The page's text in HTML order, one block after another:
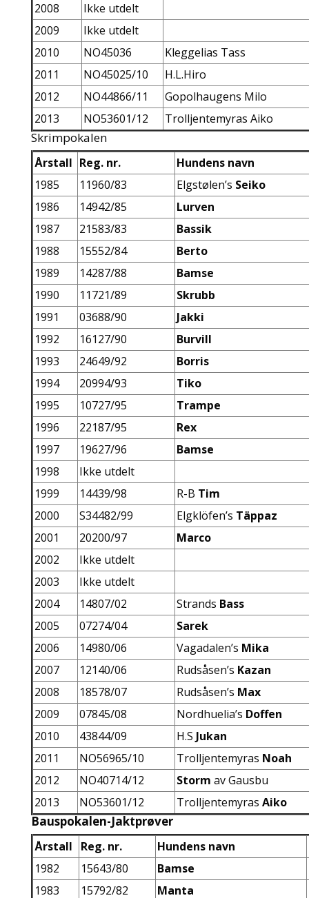
2008
Ikke utdelt
2009
Ikke utdelt
2010
NO45036
Kleggelias Tass
2011
NO45025/10
H.L.Hiro
2012
NO44866/11
Gopolhaugens Milo
2013
NO53601/12 Trolljentemyras Aiko
Skrimpokalen
Årstall Reg. nr.
Hundens navn
1985
11960/83 Elgstølen’s Seiko
1986
14942/85
Lurven
1987
21583/83
Bassik
1988
15552/84
Berto
1989
14287/88
Bamse
1990
11721/89
Skrubb
1991
03688/90
Jakki
1992
16127/90
Burvill
1993
24649/92
Borris
1994
20994/93
Tiko
1995
10727/95
Trampe
1996
22187/95
Rex
1997
19627/96
Bamse
1998
Ikke utdelt
1999
14439/98 R-B Tim
2000
S34482/99 Elgklöfen’s Täppaz
2001
20200/97
Marco
2002
Ikke utdelt
2003
Ikke utdelt
2004
14807/02 Strands Bass
2005
07274/04
Sarek
2006
14980/06 Vagadalen’s Mika
2007
12140/06 Rudsåsen’s Kazan
2008
18578/07 Rudsåsen’s Max
2009
07845/08 Nordhuelia’s Doffen
2010
43844/09 H.S Jukan
2011
NO56965/10 Trolljentemyras Noah
2012
NO40714/12 Storm av Gausbu
2013
NO53601/12 Trolljentemyras Aiko
Bauspokalen-Jaktprøver
Årstall Reg. nr. Hundens navn
1982
15643/80 Bamse
1983
15792/82 Manta